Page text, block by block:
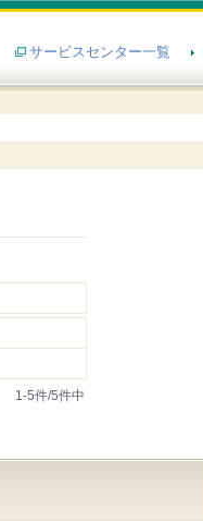
サービスセンター一覧
1-5件/5件中